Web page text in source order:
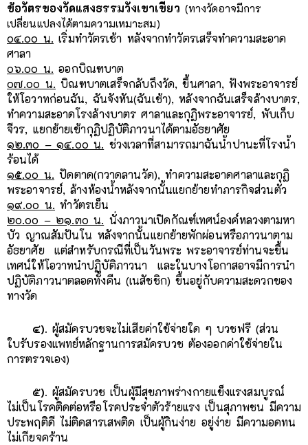
ข้อวัตรของวัดแสงธรรมวังเขาเขียว (ทางวัดอาจมีการ
เปลี่ยนแปลงได้ตามความเหมาะสม)
๐๔.๐๐ น. เริ่มทําวัตรเช้า หลังจากทำวัตรเสร็จทําความสะอาด
ศาลา
๐๖.๐๐ น. ออกบิณฑบาต
๐๗.๐๐ น. บิณฑบาตเสร็จกลับถึงวัด, ขึ้นศาลา, ฟังพระอาจารย์
ให้โอวาทก่อนฉัน, ฉันจังหัน(ฉันเช้า), หลังจากฉันเสร็จล้างบาตร,
ทําความสะอาดโรงล้างบาตร ศาลาและกุฏิพระอาจารย์, พับเก็บ
จีวร, แยกย้ายเข้ากุฏิปฏิบัติภาวนาได้ตามอัธยาศัย
๑๒.๓๐ – ๑๔.๐๐ น. ช่วงเวลาที่สามารถมาฉันน้ําปานะที่โรงน้ำ
ร้อนได้
๑๕.๐๐ น. ปัดตาด(กวาดลานวัด), ทําความสะอาดศาลาและกุฏิ
พระอาจารย์, ล้างห้องน้ําหลังจากนั้นแยกย้ายทําภารกิจส่วนตัว
๑๙.๐๐ น. ทําวัตรเย็น
๒๐.๐๐ – ๒๑.๓๐ น. นั่งภาวนาเปิดกัณฑ์เทศน์องค์หลวงตามหา
บัว ญาณสัมปันโน หลังจากนั้นแยกย้ายพักผ่อนหรือภาวนาตาม
อัธยาศัย แต่สำหรับกรณีที่เป็นวันพระ พระอาจารย์ท่านจะขึ้น
เทศน์ให้โอวาทนำปฏิบัติภาวนา และในบางโอกาสอาจมีการนำ
ปฏิบัติภาวนาตลอดทั้งคืน (เนสัชชิก) ขึ้นอยู่กับความสะดวกของ
ทางวัด
๔).ผู้สมัครบวชจะไม่เสียค่าใช้จ่ายใด ๆ บวชฟรี (ส่วน
ใบรับรองแพทย์หลักฐานการสมัครบวช ต้องออกค่าใช้จ่ายใน
การตรวจเอง)
๕).ผู้สมัครบวช เป็นผู้มีสุขภาพร่างกายแข็งแรงสมบูรณ์
ไม่เป็นโรคติดต่อหรือโรคประจำตัวร้ายแรง เป็นสุภาพชน มีความ
ประพฤติดี ไม่ติดสารเสพติด เป็นผู้กินง่าย อยู่ง่าย มีความอดทน
ไม่เกียจคร้าน